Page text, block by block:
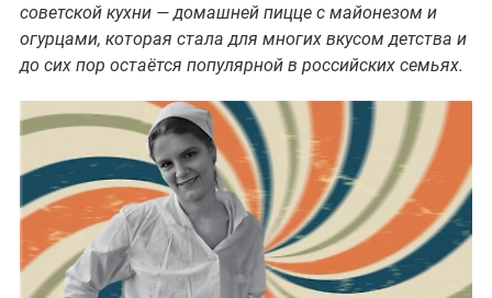
советской кухни — домашней пицце с майонезом и
огурцами, которая стала для многих вкусом детства и
до сих пор остаётся популярной в российских семьях.